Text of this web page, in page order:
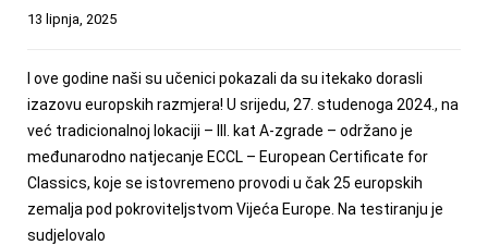
13 lipnja, 2025
I ove godine naši su učenici pokazali da su itekako dorasli
izazovu europskih razmjera! U srijedu, 27. studenoga 2024., na
već tradicionalnoj lokaciji – III. kat A-zgrade – održano je
međunarodno natjecanje ECCL – European Certificate for
Classics, koje se istovremeno provodi u čak 25 europskih
zemalja pod pokroviteljstvom Vijeća Europe. Na testiranju je
sudjelovalo